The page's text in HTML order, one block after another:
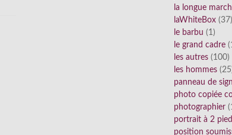
la longue
laWhiteBox (37)
le barbu (1)
le grand cadre
les autres (100)
les hommes
panneau de
photo copiée
photographier
portrait à 2
position